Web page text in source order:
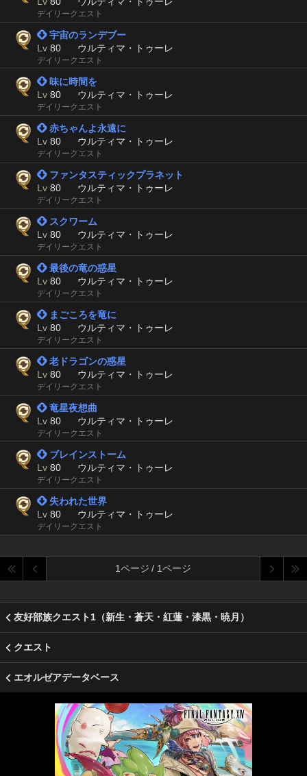
デイリークエスト
 宇宙のランデブー
Lv 80 ウルティマ・トゥーレ
デイリークエスト
 味に時間を
Lv 80 ウルティマ・トゥーレ
デイリークエスト
 赤ちゃんよ永遠に
Lv 80 ウルティマ・トゥーレ
デイリークエスト
 ファンタスティックプラネット
Lv 80 ウルティマ・トゥーレ
デイリークエスト
 スクワーム
Lv 80 ウルティマ・トゥーレ
デイリークエスト
 最後の竜の惑星
Lv 80 ウルティマ・トゥーレ
デイリークエスト
 まごころを竜に
Lv 80 ウルティマ・トゥーレ
デイリークエスト
 老ドラゴンの惑星
Lv 80 ウルティマ・トゥーレ
デイリークエスト
 竜星夜想曲
Lv 80 ウルティマ・トゥーレ
デイリークエスト
 ブレインストーム
Lv 80 ウルティマ・トゥーレ
デイリークエスト
 失われた世界
Lv 80 ウルティマ・トゥーレ
デイリークエスト
1ページ / 1ページ
友好部族クエスト1（新生・蒼天・紅蓮・漆黒・暁月）
クエスト
エオルゼアデータベース